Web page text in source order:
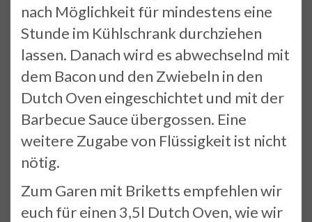
nach Möglichkeit für mindestens eine
Stunde im Kühlschrank durchziehen
lassen. Danach wird es abwechselnd mit
dem Bacon und den Zwiebeln in den
Dutch Oven eingeschichtet und mit der
Barbecue Sauce übergossen. Eine
weitere Zugabe von Flüssigkeit ist nicht
nötig.
Zum Garen mit Briketts empfehlen wir
euch für einen 3,5l Dutch Oven, wie wir